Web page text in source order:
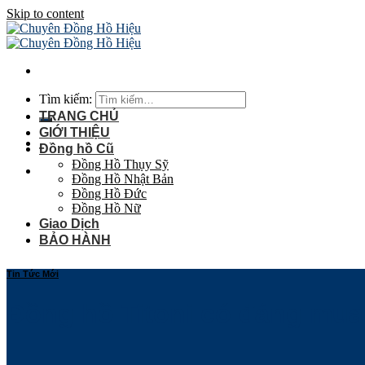
Skip to content
Tìm kiếm:
TRANG CHỦ
GIỚI THIỆU
Đồng hồ Cũ
Đồng Hồ Thụy Sỹ
Đồng Hồ Nhật Bản
Đồng Hồ Đức
Đồng Hồ Nữ
Giao Dịch
BẢO HÀNH
Tin Tức Mới